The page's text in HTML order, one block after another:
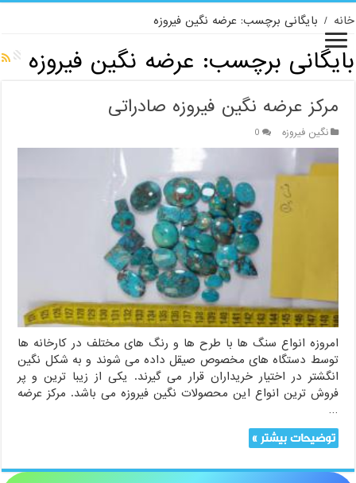
خانه / بایگانی برچسب: عرضه نگین فیروزه
بایگانی برچسب: عرضه نگین فیروزه
مرکز عرضه نگین فیروزه صادراتی
نگین فیروزه 0
امروزه انواع سنگ ها با طرح ها و رنگ های مختلف در کارخانه ها
توسط دستگاه های مخصوص صیقل داده می‌ شوند و به شکل نگین
انگشتر در اختیار خریداران قرار می ‌گیرند. یکی از زیبا ترین و پر
فروش ترین انواع این محصولات نگین فیروزه می ‌باشد. مرکز عرضه
…
توضیحات بیشتر »